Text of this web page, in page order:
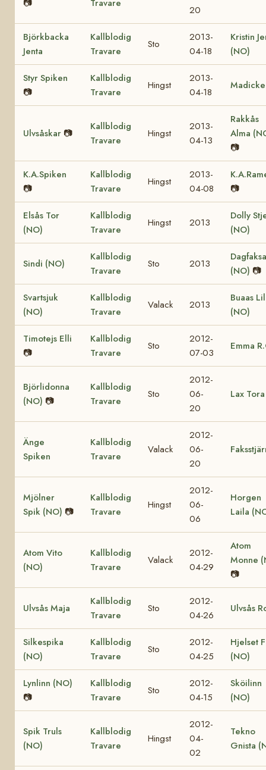
📷 Travare
20
Björkbacka
Jenta
Kallblodig
Travare
Sto
2013-
04-18
Kristin
(NO)
Styr Spiken
📷
Kallblodig
Travare
Hingst
2013-
04-18
Ulvsåskar 📷
Kallblodig
Travare
Hingst
2013-
04-13
Rakkås
Alma
📷
K.A.Spiken
📷
Kallblodig
Travare
Hingst
2013-
04-08
📷
Elsås Tor
(NO)
Kallblodig
Travare
Hingst 2013
Dolly
(NO)
Sindi (NO)
Kallblodig
Travare
Sto 2013
Dagfaksa
(NO) 📷
Svartsjuk
(NO)
Kallblodig
Travare
Valack 2013
Buaas
(NO)
Timotejs Elli
📷
Kallblodig
Travare
Sto
2012-
07-03
Emma
Björlidonna
(NO) 📷
Kallblodig
Travare
Sto
2012-
06-
20
Lax Tora
Änge
Spiken
Kallblodig
Travare
Valack
2012-
06-
20
Mjölner
Spik (NO) 📷
Kallblodig
Travare
Hingst
2012-
06-
06
Horgen
Laila
Atom Vito
(NO)
Kallblodig
Travare
Valack
2012-
04-29
Atom
Monne
📷
Ulvsås Maja
Kallblodig
Travare
Sto
2012-
04-26
Ulvsås
Silkespika
(NO)
Kallblodig
Travare
Sto
2012-
04-25
Hjelset
(NO)
Lynlinn (NO)
📷
Kallblodig
Travare
Sto
2012-
04-15
Sköilinn
(NO)
Spik Truls
(NO)
Kallblodig
Travare
Hingst
2012-
04-
02
Tekno
Gnista